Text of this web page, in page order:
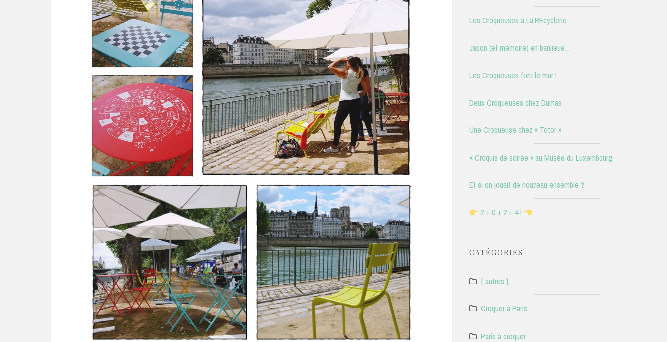
Les Croqueuses à La REcyclerie
Japon (et mémoire) en banlieue…
Les Croqueuses font le mur !
Deux Croqueuses chez Dumas
Une Croqueuse chez « Totor »
« Croquis de soirée » au Musée du Luxembourg
Et si on jouait de nouveau ensemble ?
2 + 0 + 2 = 4 !
CATÉGORIES
{ autres }
Croquer à Paris
Paris à croquer